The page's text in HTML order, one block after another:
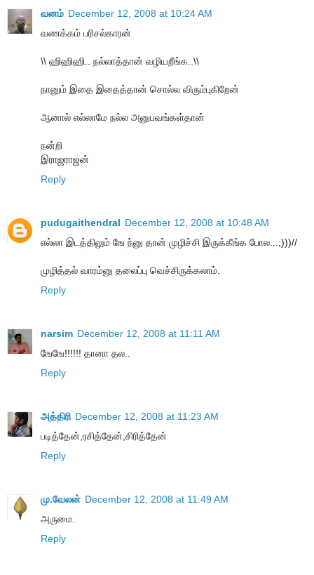
வனம் December 12, 2008 at 10:24 AM
வணக்கம் பரிசல்காரன்
\\ ஹிஹிஹி.. நல்லாத்தான் வழியறீங்க..\\
நானும் இதை இதைத்தான் சொல்ல விரும்புகிறேன்
ஆனால் எல்லாமே நல்ல அனுபவங்கள்தான்
நன்றி
இராஜராஜன்
Reply
pudugaithendral December 12, 2008 at 10:48 AM
எல்லா இடத்திலும் ஙே ந்னு தான் முழிச்சி இருக்கீங்க போல...;)))//
முழித்தல் வாரம்னு தலைப்பு வெச்சிருக்கலாம்.
Reply
narsim December 12, 2008 at 11:11 AM
ஙேஙே!!!!!! தானா தல..
Reply
அத்திரி December 12, 2008 at 11:23 AM
படித்தேன்,ரசித்தேன்,சிரித்தேன்
Reply
மு.வேலன் December 12, 2008 at 11:49 AM
அருமை.
Reply